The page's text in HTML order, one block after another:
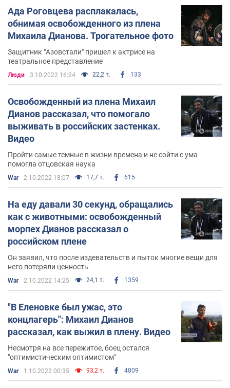
Ада Роговцева расплакалась,
обнимая освобожденного из плена
Михаила Дианова. Трогательное фото
Защитник "Азовстали" пришел к актрисе на
театральное представление
Люди 3.10.2022 16:24 22,2 т. 133
Освобожденный из плена Михаил
Дианов рассказал, что помогало
выживать в российских застенках.
Видео
Пройти самые темные в жизни времена и не сойти с ума
помогла отцовская наука
War 2.10.2022 18:07 17,7 т. 615
На еду давали 30 секунд, обращались
как с животными: освобожденный
морпех Дианов рассказал о
российском плене
Он заявил, что после издевательств и пыток многие вещи для
него потеряли ценность
War 2.10.2022 14:25 24,1 т. 1359
"В Еленовке был ужас, это
концлагерь": Михаил Дианов
рассказал, как выжил в плену. Видео
Несмотря на все пережитое, боец остался
"оптимистическим оптимистом"
War 1.10.2022 00:35 93,2 т. 4809